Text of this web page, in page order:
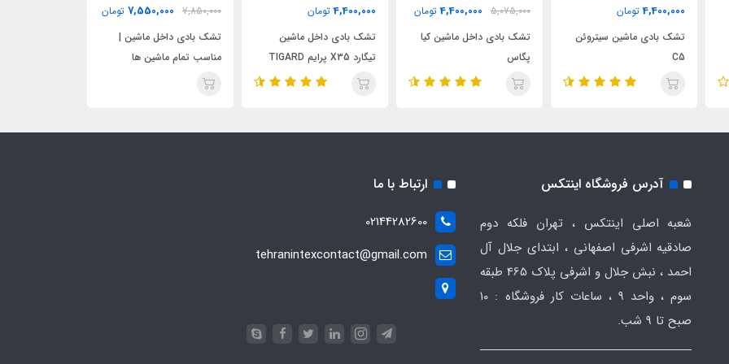
4,400,000 تومان
تشک بادی ماشین سیتروئن
C5
5,075,000
4,400,000 تومان
تشک بادی داخل ماشین کیا
پگاس
4,400,000 تومان
تشک بادی داخل ماشین
تیگارد X35 پرایم TIGARD
X35
7,850,000
7,550,000 تومان
تشک بادی داخل ماشین |
مناسب تمام ماشین ها
آدرس فروشگاه اینتکس
شعبه اصلی اینتکس ، تهران فلکه دوم
صادقیه اشرفی اصفهانی ، ابتدای جلال آل
احمد ، نبش جلال و اشرفی پلاک 465 طبقه
سوم ، واحد ۹ ، ساعات کار فروشگاه : ۱۰
صبح تا ۹ شب.
ارتباط با ما
02144282600
tehranintexcontact@gmail.com